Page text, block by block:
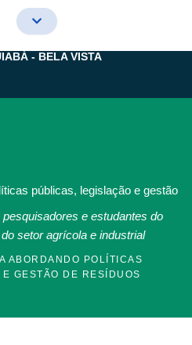
- BELA VISTA
públicas, legislação e gestão
e estudantes do
setor agrícola e industrial
ABORDANDO POLÍTICAS
GESTÃO DE RESÍDUOS